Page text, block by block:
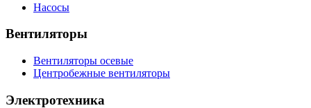
Насосы
Вентиляторы
Вентиляторы осевые
Центробежные вентиляторы
Электротехника